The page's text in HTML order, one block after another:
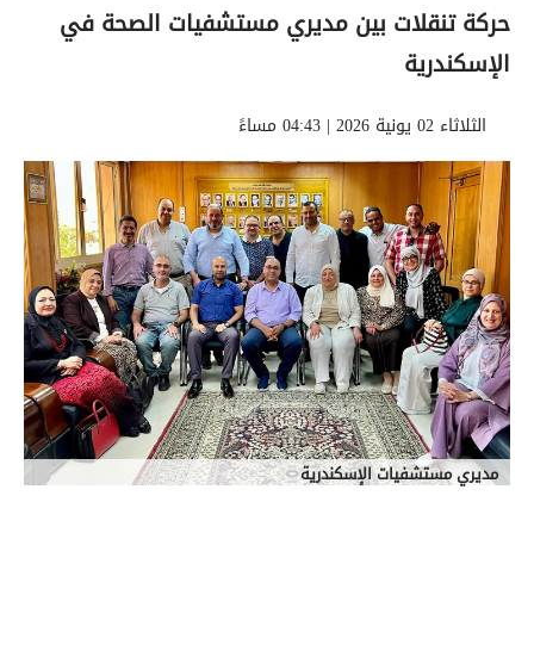
حركة تنقلات بين مديري مستشفيات الصحة في
الإسكندرية
الثلاثاء 02 يونية 2026 | 04:43 مساءً
مديري مستشفيات الإسكندرية